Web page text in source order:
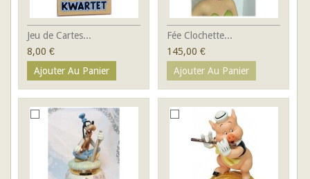
Jeu de Cartes...
8,00 €
Ajouter Au Panier
Fée Clochette...
145,00 €
Ajouter Au Panier